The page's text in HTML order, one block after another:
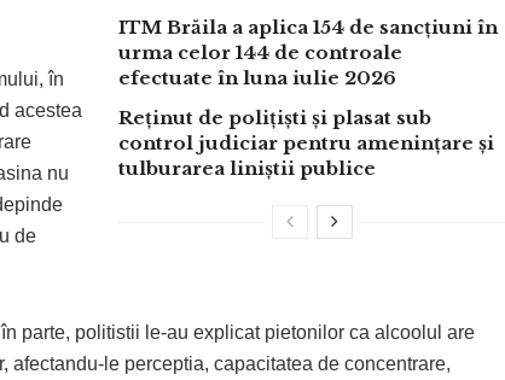
ITM Brăila a aplica 154 de sancțiuni în
urma celor 144 de controale
efectuate în luna iulie 2026
Reținut de polițiști și plasat sub
control judiciar pentru amenințare și
tulburarea liniștii publice
în
acestea
nu
de
parte, politistii le-au explicat pietonilor ca alcoolul are
afectandu-le perceptia, capacitatea de concentrare,